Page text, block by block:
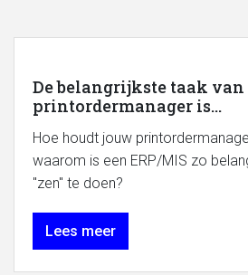
De belangrijkste taak van
printordermanager is...
Hoe houdt jouw
waarom is een ERP/MIS zo
"zen" te doen?
Lees meer